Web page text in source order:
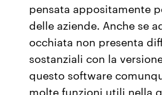
pensata appositamente
delle aziende. Anche se
occhiata non presenta
sostanziali con la
questo software
molte funzioni utili nella